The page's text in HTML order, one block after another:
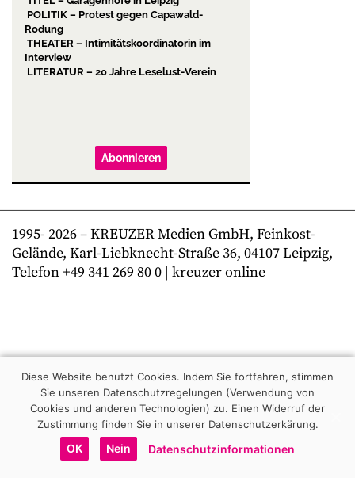
POLITIK – Protest gegen Capawald-
Rodung
THEATER – Intimitätskoordinatorin im
Interview
LITERATUR – 20 Jahre Leselust-Verein
Abonnieren
1995- 2026– KREUZER Medien GmbH, Feinkost-
Gelände, Karl-Liebknecht-Straße 36, 04107 Leipzig,
Telefon +49 341 269 80 0 | kreuzer online
Diese Website benutzt Cookies. Indem Sie fortfahren, stimmen
Sie unseren Datenschutzregelungen (Verwendung von
Cookies und anderen Technologien) zu. Einen Widerruf der
Zustimmung finden Sie in unserer Datenschutzerkärung.
OK Nein Datenschutzinformationen